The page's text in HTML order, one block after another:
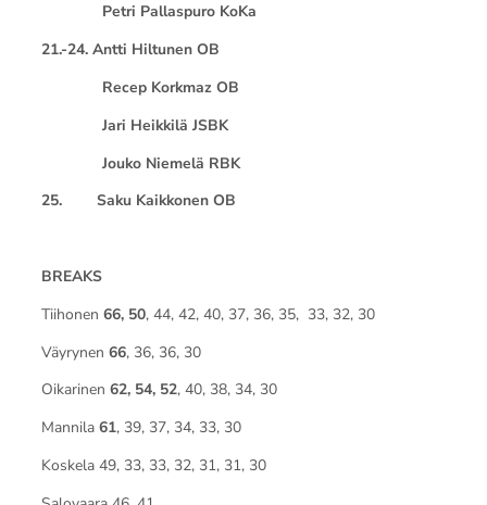
Petri Pallaspuro KoKa
21.-24. Antti Hiltunen OB
Recep Korkmaz OB
Jari Heikkilä JSBK
Jouko Niemelä RBK
25. Saku Kaikkonen OB
BREAKS
Tiihonen 66, 50, 44, 42, 40, 37, 36, 35, 33, 32, 30
Väyrynen 66, 36, 36, 30
Oikarinen 62, 54, 52, 40, 38, 34, 30
Mannila 61, 39, 37, 34, 33, 30
Koskela 49, 33, 33, 32, 31, 31, 30